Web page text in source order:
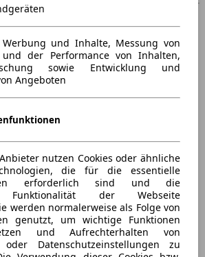
Werbung und Inhalte, Messung von
und der Performance von Inhalten,
sowie Entwicklung und
Angeboten
nutzen Cookies oder ähnliche
die für die essentielle
erforderlich sind und die
Funktionalität der Webseite
werden normalerweise als Folge von
genutzt, um wichtige Funktionen
und Aufrechterhalten von
oder Datenschutzeinstellungen zu